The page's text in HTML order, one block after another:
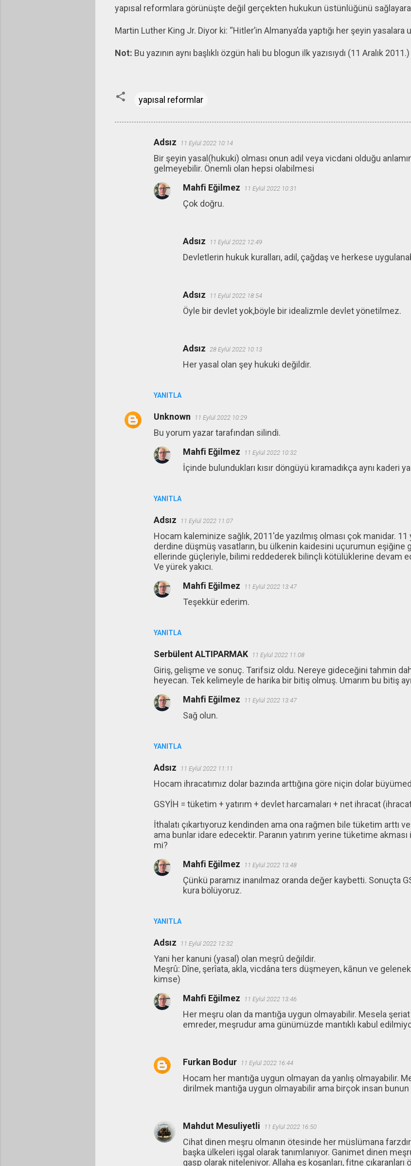
yapısal reformlara görünüşte değil gerçekten hukukun üstünlüğünü
Martin Luther King Jr. Diyor ki: “Hitler’in Almanya’da yaptığı her şeyin
Not: Bu yazının aynı başlıklı özgün hali bu blogun ilk yazısıydı (11 Aralık 2011.)
yapısal reformlar
Adsız 11 Eylül 2022 10:14
Bir şeyin yasal(hukuki) olması onun adil veya vicdani olduğu
gelmeyebilir. Önemli olan hepsi olabilmesi
YANITLA
Mahfi Eğilmez 11 Eylül 2022 10:31
Çok doğru.
Adsız 11 Eylül 2022 12:49
Devletlerin hukuk kuralları, adil, çağdaş ve herkese
Adsız 11 Eylül 2022 18:54
Öyle bir devlet yok,böyle bir idealizmle devlet yönetilmez.
Adsız 28 Eylül 2022 10:13
Her yasal olan şey hukuki değildir.
Unknown 11 Eylül 2022 10:29
Bu yorum yazar tarafından silindi.
YANITLA
Mahfi Eğilmez 11 Eylül 2022 10:32
İçinde bulundukları kısır döngüyü kıramadıkça aynı kaderi
Adsız 11 Eylül 2022 11:07
Hocam kaleminize sağlık, 2011'de yazılmış olması çok manidar. 11
derdine düşmüş vasatların, bu ülkenin kaidesini uçurumun eşiğine
ellerinde güçleriyle, bilimi reddederek bilinçli kötülüklerine devam
Ve yürek yakıcı.
YANITLA
Mahfi Eğilmez 11 Eylül 2022 13:47
Teşekkür ederim.
Serbülent ALTIPARMAK 11 Eylül 2022 11:08
Giriş, gelişme ve sonuç. Tarifsiz oldu. Nereye gideceğini tahmin
heyecan. Tek kelimeyle de harika bir bitiş olmuş. Umarım bu bitiş
YANITLA
Mahfi Eğilmez 11 Eylül 2022 13:47
Sağ olun.
Adsız 11 Eylül 2022 11:11
Hocam ihracatımız dolar bazında arttığına göre niçin dolar
GSYİH = tüketim + yatırım + devlet harcamaları + net ihracat
İthalatı çıkartıyoruz kendinden ama ona rağmen bile tüketim arttı ve
ama bunlar idare edecektir. Paranın yatırım yerine tüketime
mi?
YANITLA
Mahfi Eğilmez 11 Eylül 2022 13:48
Çünkü paramız inanılmaz oranda değer kaybetti. Sonuçta
kura bölüyoruz.
Adsız 11 Eylül 2022 12:32
Yani her kanuni (yasal) olan meşrû değildir.
Meşrû: Dîne, şerîata, akla, vicdâna ters düşmeyen, kānun ve
kimse)
Mahfi Eğilmez
11 Eylül 2022 13:46
Her meşru olan da mantığa uygun olmayabilir. Mesela
emreder, meşrudur ama günümüzde mantıklı kabul
Furkan Bodur 11 Eylül 2022 16:44
Hocam her mantığa uygun olmayan da yanlış olmayabilir.
dirilmek mantığa uygun olmayabilir ama birçok insan
Mahdut Mesuliyetli 11 Eylül 2022 16:50
Cihat dinen meşru olmanın ötesinde her müslümana
başka ülkeleri işgal olarak tanımlanıyor. Ganimet dinen
gasp olarak niteleniyor. Allaha eş koşanları, fitne